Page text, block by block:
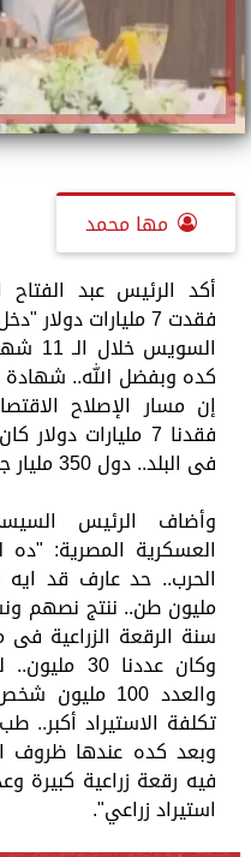
مها محمد
أكد الرئيس عبد
فقدت 7 مليارات
كده وبفضل الله..
إن مسار الإصلاح
فقدنا 7 مليارات
فى البلد.. دول 350 مليار جنيه".
وأضاف الرئيس
العسكرية المصرية: "ده
والعدد 100
تكلفة الاستيراد أكبر..
وبعد كده عندها ظروف
فيه رقعة زراعية كبيرة
استيراد زراعي".